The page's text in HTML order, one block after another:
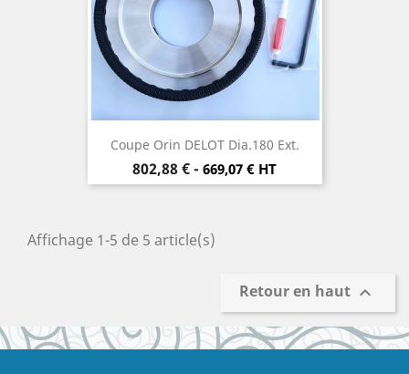
Coupe Orin DELOT Dia.180 Ext.
Prix
802,88 €- 669,07 € HT
Affichage 1-5 de 5 article(s)
Retour en haut 